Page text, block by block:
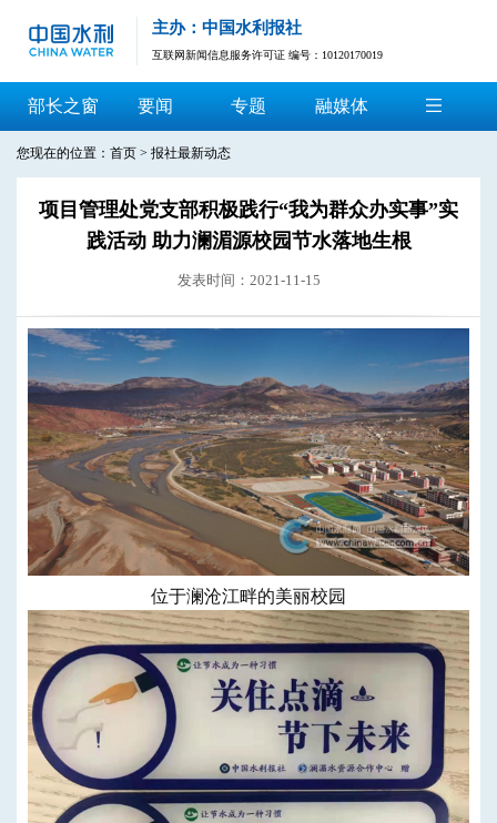
主办：中国水利报社
互联网新闻信息服务许可证 编号：10120170019
部长之窗 要闻 专题 融媒体
您现在的位置： 首页 > 报社最新动态
项目管理处党支部积极践行“我为群众办实事”实
践活动 助力澜湄源校园节水落地生根
发表时间：2021-11-15
位于澜沧江畔的美丽校园